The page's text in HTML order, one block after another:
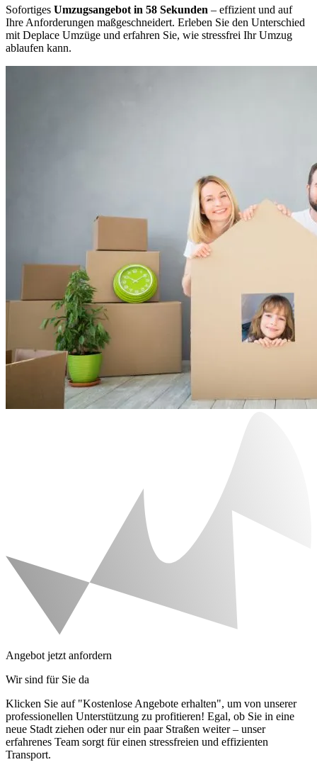
Sofortiges Umzugsangebot in 58 Sekunden – effizient und auf
Ihre Anforderungen maßgeschneidert. Erleben Sie den Unterschied
mit Deplace Umzüge und erfahren Sie, wie stressfrei Ihr Umzug
ablaufen kann.
Angebot jetzt anfordern
Wir sind für Sie da
Klicken Sie auf "Kostenlose Angebote erhalten", um von unserer
professionellen Unterstützung zu profitieren! Egal, ob Sie in eine
neue Stadt ziehen oder nur ein paar Straßen weiter – unser
erfahrenes Team sorgt für einen stressfreien und effizienten
Transport.